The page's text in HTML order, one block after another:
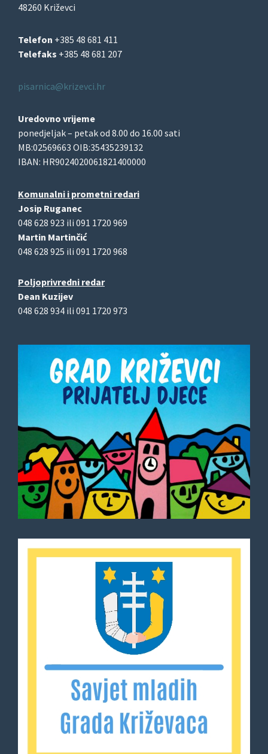
48260 Križevci
Telefon +385 48 681 411
Telefaks +385 48 681 207
pisarnica@krizevci.hr
Uredovno vrijeme
ponedjeljak – petak od 8.00 do 16.00 sati
MB:02569663 OIB:35435239132
IBAN: HR9024020061821400000
Komunalni i prometni redari
Josip Ruganec
048 628 923 ili 091 1720 969
Martin Martinčić
048 628 925 ili 091 1720 968
Poljoprivredni redar
Dean Kuzijev
048 628 934 ili 091 1720 973